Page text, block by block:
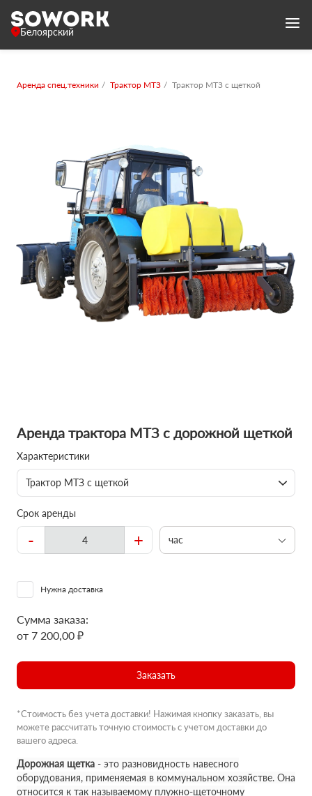
Белоярский
Аренда спец.техники Трактор МТЗ Трактор МТЗ с щеткой
Аренда трактора МТЗ с дорожной щеткой
Характеристики
Трактор МТЗ с щеткой
Срок аренды
- + час
Нужна доставка
Сумма заказа:
от 7 200,00 ₽
Заказать
*Стоимость без учета доставки! Нажимая кнопку заказать, вы
можете рассчитать точную стоимость с учетом доставки до
вашего адреса.
Дорожная щетка - это разновидность навесного
оборудования, применяемая в коммунальном хозяйстве. Она
относится к так называемому плужно-щеточному